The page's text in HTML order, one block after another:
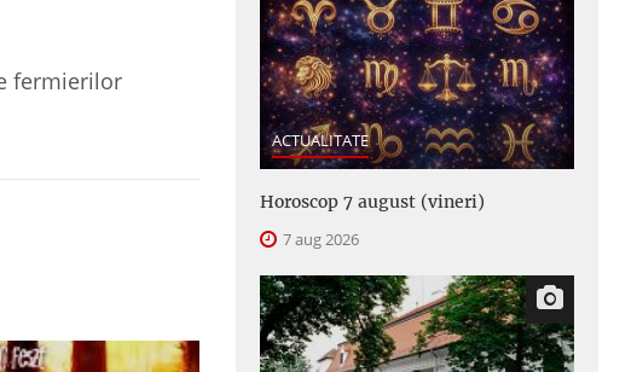
fermierilor
ACTUALITATE
Horoscop 7 august (vineri)
7 aug 2026